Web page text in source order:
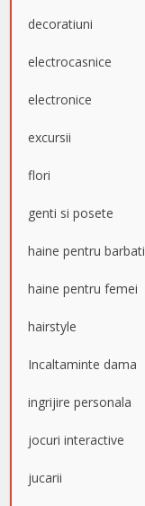
decoratiuni
electrocasnice
electronice
excursii
flori
genti si posete
haine pentru barbati
haine pentru femei
hairstyle
Incaltaminte dama
ingrijire personala
jocuri interactive
jucarii